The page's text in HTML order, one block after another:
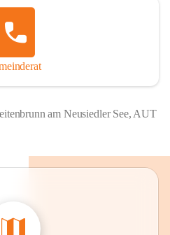
am Neusiedler See, AUT